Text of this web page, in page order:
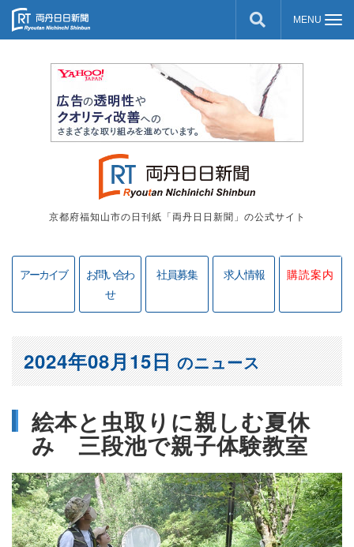
京都府福知山市の日刊紙「両丹日日新聞」の公式サイト
アーカイブ
お問い合わ
せ
社員募集 求人情報 購読案内
絵本と虫取りに親しむ夏休
み 三段池で親子体験教室
2024年08月15日のニュース